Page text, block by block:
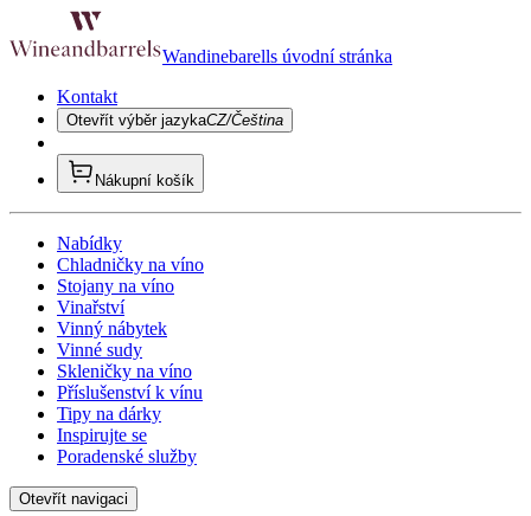
Wandinebarells úvodní stránka
Kontakt
Otevřít výběr jazykaCZ/Čeština
Nákupní košík
Nabídky
Chladničky na víno
Stojany na víno
Vinařství
Vinný nábytek
Vinné sudy
Skleničky na víno
Příslušenství k vínu
Tipy na dárky
Inspirujte se
Poradenské služby
Otevřít navigaci